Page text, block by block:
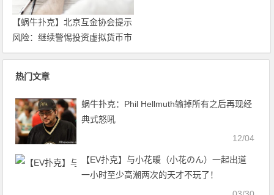
【蜗牛扑克】北京互金协会提示
风险：继续警惕投资虚拟货币市
场
热门文章
蜗牛扑克：Phil Hellmuth输掉所有之后再现经
典式怒吼
12/04
【EV扑克】与小花暖（小花のん）一起出道
一小时至少高潮两次的天才不玩了！